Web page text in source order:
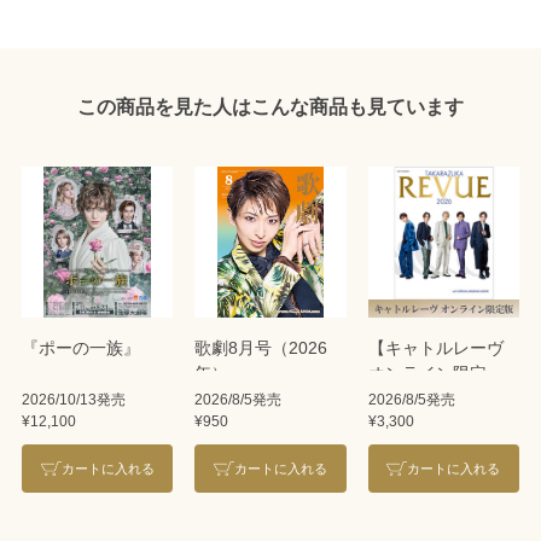
この商品を見た人はこんな商品も見ています
『ポーの一族』
2026/10/13発売
¥12,100
カートに入れる
歌劇8月号（2026
年）
2026/8/5発売
¥950
カートに入れる
【キャトルレーヴ
オンライン限定
版】TAKARAZUKA
REVUE 2026
2026/8/5発売
¥3,300
カートに入れる